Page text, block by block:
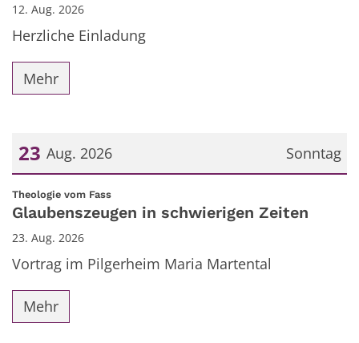
12. Aug. 2026
Herzliche Einladung
Mehr
Sonntag
23 Aug. 2026
Datum: 23. August 2026
Theologie vom Fass:
Glaubenszeugen in schwierigen Zeiten
23. Aug. 2026
Vortrag im Pilgerheim Maria Martental
Mehr